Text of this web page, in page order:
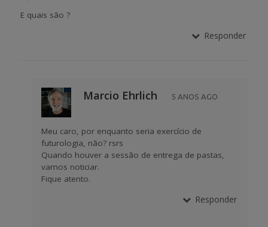
E quais são ?
Responder
Marcio Ehrlich 5 ANOS AGO
Meu caro, por enquanto seria exercício de
futurologia, não? rsrs
Quando houver a sessão de entrega de pastas,
vamos noticiar.
Fique atento.
Responder